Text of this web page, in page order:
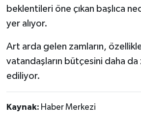
beklentileri öne çıkan başlıca
yer alıyor.
Art arda gelen zamların,
vatandaşların bütçesini daha
ediliyor.
Kaynak: Haber Merkezi